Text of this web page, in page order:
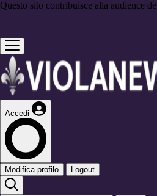
Questo sito contribuisce alla audience de
Accedi
Modifica profilo Logout